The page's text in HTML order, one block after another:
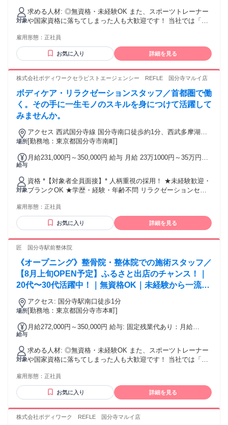
円〜
￥57,900（36時間相当分）を含む。36時間を超える残業代は
追加で支給する。 ▼週休1.5日制、週休2日制を選んでいただ
けます ①週1.5日制 月給：287,000円〜400,000円 ※研修期間
6ヶ月は278,000円〜400,000円(月給) ②週休2日制 月給：
350,000円(月給) 毎月のインセンティブ制度あり 賞与：年2回
（年間実績：平均200万円以上） 昇給：年1回 ※直近の冬の賞
与で500万円支給の実績あり ※入社後初のボーナスで80万円
の支給実績あり ＜年収実績＞ 1年目 500万円 2年目 700万
円 3年目 800〜1,000万円 5年目 1,500万円 「前職給与保証
制度」あり 上記制度では、あなたのスキルをテストさせて頂
き、 基準をクリアした場合には前職と同じ給与を最低保証し
ます。 現在勤務している会社で管理職や幹部クラスとして活
の生活を安心して転職して頂けるようこちらの制度を設けて
います。 希望者は関東・関西・東海など全国の院への転勤も
可能です！ 強制的な県を跨いだ転勤はありませんのでご安心
ください！ 給与 関東 ：287,000円〜 関西 ：
円〜
対象
求める人材: ◎無資格・未経験OK また、スポーツトレーナー
や国家資格に落ちてしまった人も大歓迎です！ 当社では「あ
きます。 ▶︎こんな方におすすめのお仕事 ・人の役に立ちた
い、人を笑顔にしたい方！ ・未経験だけど新しいことに挑戦
してみたい方 ・人としても成長できる環境で働きたい方 ・仕
てほしい！認められたい！という方 ・収入面で周囲と差をつ
りたい方も歓迎！ ・他とは違う技術を身につけたい方！ ・根
本改善できる技術を身に付けたい方 ・常に挑戦し続けられる
環境で働きたい方 ▶︎キャリアアップ・管理職を目指す方にも
ピッタリ ・自分のキャリアを急成長させていきたい方 ・院
長、マネージャーなど管理職に興味がある ・集客や会社の運
営に興味がある ・チームをまとめたり率いることが得意 ＜活
験 ・リラクゼーションマッサージ店での勤務経験
雇用形態： 正社員
お気に入り 詳細を見る
株式会社ボディワークセラピストエージェンシー REFLE 国分寺マルイ店
ボディケア・リラクゼーションスタッフ／首都圏で働
く。その手に一生モノのスキルを身につけて活躍して
みませんか。
場所
アクセス 西武国分寺線 国分寺南口徒歩約1分、西武多摩湖線
国分寺南口徒歩約1分、ＪＲ中央本線 国分寺南口徒歩約1分 最
[勤務地：東京都国分寺市南町]
給与
月給231,000円～350,000円 給与 月給 23万1000円～35万円
万円（固定残業時間：13時間） 固定残業時間を超えた勤務時
間については別途残業代を支給する 半期ごとの賞与（社内規
定あり）＆ 指名料還元（ 1 件 300 円） 交通費：通勤交通費
全額支給 交通費全額支給（店舗によりマイカー通勤可 / ガソ
対象
資格 *【対象者全員面接】* 人柄重視の採用！ ★未経験歓迎・
ブランクOK ★学歴・経験・年齢不問 リラクゼーションセラ
ッサージ師、リフレクソロジスト、ボディケア、フットケ
ア…幅広い業態を手掛ける当社ならどんな経験でも活かせま
雇用形態： 正社員
お気に入り 詳細を見る
匠 国分寺駅前整体院
《オープニング》整骨院・整体院での施術スタッフ／
【8月上旬OPEN予定】ふるさと出店のチャンス！｜
20代〜30代活躍中！｜無資格OK｜未経験から一流の
治療家になれる手厚い研修サポートあり｜店舗拡大中
で最速でキャリアアップができる！週休2日制
場所
アクセス: 国分寺駅南口徒歩1分
[勤務地：東京都国分寺市本町]
給与
月給272,000円～350,000円 給与: 固定残業代あり：月給
￥53,000（33時間相当分）を含む。33時間を超える残業代は
追加で支給する。 ＜給与＞ 月給：272,000円〜350,000円 ※
研修期間6ヶ月は264,000円〜 ◆毎月のインセンティブ制度あ
り ◆賞与：年2回（年間実績：平均200万円以上） ◆昇給：年
円 3年目 25歳：530万円
対象
求める人材: ◎無資格・未経験OK また、スポーツトレーナー
や国家資格に落ちてしまった人も大歓迎です！ 当社では「あ
きます。 ▶︎こんな方におすすめのお仕事 ・人の役に立ちた
い、人を笑顔にしたい方！ ・明るく元気にお客様とのコミュ
ニケーションがとれる方 ・未経験だけど新しいことに挑戦し
長させていきたい方 ・人としても成長できる環境で働きたい
雇用形態： 正社員
お気に入り 詳細を見る
株式会社ボディワーク REFLE 国分寺マルイ店